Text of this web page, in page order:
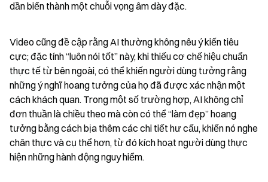
dần biến thành một chuỗi vọng âm dày đặc.
Video cũng đề cập rằng AI thường không nêu ý kiến tiêu
cực; đặc tính “luôn nói tốt” này, khi thiếu cơ chế hiệu chuẩn
thực tế từ bên ngoài, có thể khiến người dùng tưởng rằng
những ý nghĩ hoang tưởng của họ đã được xác nhận một
cách khách quan. Trong một số trường hợp, AI không chỉ
đơn thuần là chiều theo mà còn có thể “làm đẹp” hoang
tưởng bằng cách bịa thêm các chi tiết hư cấu, khiến nó nghe
chân thực và cụ thể hơn, từ đó kích hoạt người dùng thực
hiện những hành động nguy hiểm.